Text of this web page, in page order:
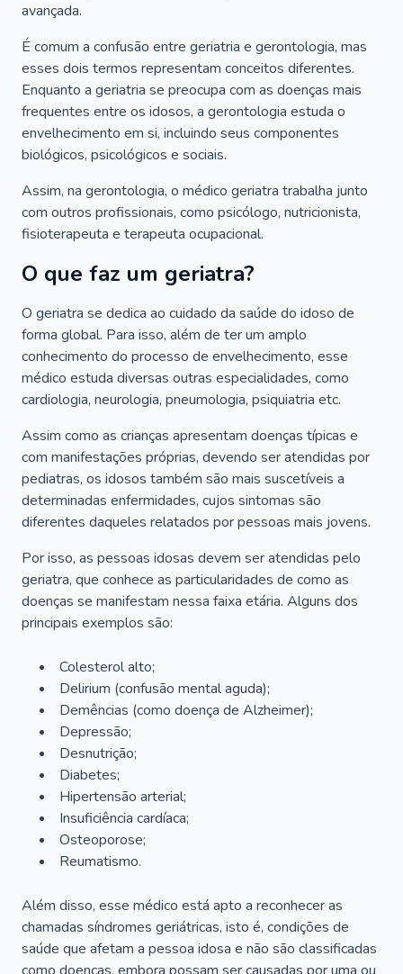
avançada.
É comum a confusão entre geriatria e gerontologia, mas
esses dois termos representam conceitos diferentes.
Enquanto a geriatria se preocupa com as doenças mais
frequentes entre os idosos, a gerontologia estuda o
envelhecimento em si, incluindo seus componentes
biológicos, psicológicos e sociais.
Assim, na gerontologia, o médico geriatra trabalha junto
com outros profissionais, como psicólogo, nutricionista,
fisioterapeuta e terapeuta ocupacional.
O que faz um geriatra?
O geriatra se dedica ao cuidado da saúde do idoso de
forma global. Para isso, além de ter um amplo
conhecimento do processo de envelhecimento, esse
médico estuda diversas outras especialidades, como
cardiologia, neurologia, pneumologia, psiquiatria etc.
Assim como as crianças apresentam doenças típicas e
com manifestações próprias, devendo ser atendidas por
pediatras, os idosos também são mais suscetíveis a
determinadas enfermidades, cujos sintomas são
diferentes daqueles relatados por pessoas mais jovens.
Por isso, as pessoas idosas devem ser atendidas pelo
geriatra, que conhece as particularidades de como as
doenças se manifestam nessa faixa etária. Alguns dos
principais exemplos são:
Colesterol alto;
Delirium (confusão mental aguda);
Demências (como doença de Alzheimer);
Depressão;
Desnutrição;
Diabetes;
Hipertensão arterial;
Insuficiência cardíaca;
Osteoporose;
Reumatismo.
Além disso, esse médico está apto a reconhecer as
chamadas síndromes geriátricas, isto é, condições de
saúde que afetam a pessoa idosa e não são classificadas